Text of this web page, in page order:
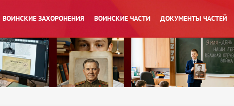
ВОИНСКИЕ ЗАХОРОНЕНИЯ ВОИНСКИЕ ЧАСТИ ДОКУМЕНТЫ ЧАСТЕЙ